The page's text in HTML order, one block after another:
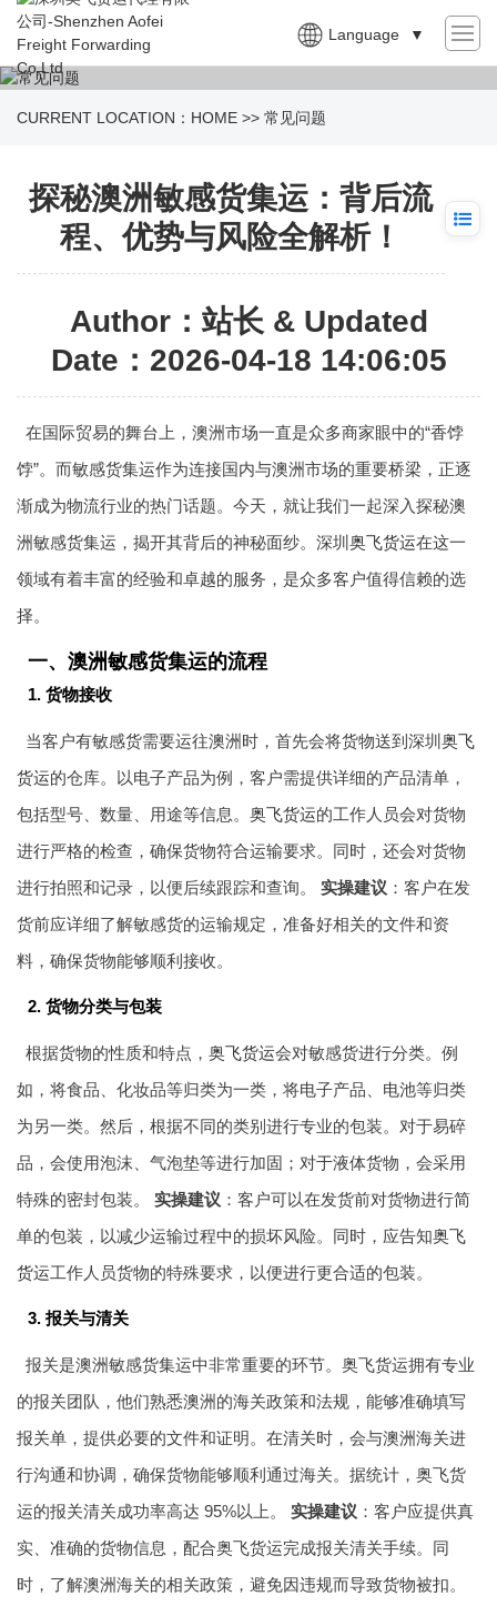
Language ▼
CURRENT LOCATION： HOME >> 常见问题
探秘澳洲敏感货集运：背后流
程、优势与风险全解析！
Author：站长 & Updated
Date：2026-04-18 14:06:05
在国际贸易的舞台上，澳洲市场一直是众多商家眼中的“香饽
饽”。而敏感货集运作为连接国内与澳洲市场的重要桥梁，正逐
渐成为物流行业的热门话题。今天，就让我们一起深入探秘澳
洲敏感货集运，揭开其背后的神秘面纱。深圳 奥飞货运在这一
领域有着丰富的经验和卓越的服务，是众多客户值得信赖的选
择。
一、澳洲敏感货集运的流程
1. 货物接收
当客户有敏感货需要运往澳洲时，首先会将货物送到深圳 奥飞
货运的仓库。以电子产品为例，客户需提供详细的产品清单，
包括型号、数量、用途等信息。 奥飞货运的工作人员会对货物
进行严格的检查，确保货物符合运输要求。同时，还会对货物
进行拍照和记录，以便后续跟踪和查询。 实操建议 ：客户在发
货前应详细了解敏感货的运输规定，准备好相关的文件和资
料，确保货物能够顺利接收。
2. 货物分类与包装
根据货物的性质和特点， 奥飞货运会对敏感货进行分类。例
如，将食品、化妆品等归类为一类，将电子产品、电池等归类
为另一类。然后，根据不同的类别进行专业的包装。对于易碎
品，会使用泡沫、气泡垫等进行加固；对于液体货物，会采用
特殊的密封包装。 实操建议 ：客户可以在发货前对货物进行简
单的包装，以减少运输过程中的损坏风险。同时，应告知奥飞
货运工作人员货物的特殊要求，以便进行更合适的包装。
3. 报关与清关
报关是澳洲敏感货集运中非常重要的环节。奥飞货运拥有专业
的报关团队，他们熟悉澳洲的海关政策和法规，能够准确填写
报关单，提供必要的文件和证明。在清关时，会与澳洲海关进
行沟通和协调，确保货物能够顺利通过海关。据统计，奥飞货
运的报关清关成功率高达 95%以上。 实操建议 ：客户应提供真
实、准确的货物信息，配合奥飞货运完成报关清关手续。同
时，了解澳洲海关的相关政策，避免因违规而导致货物被扣。